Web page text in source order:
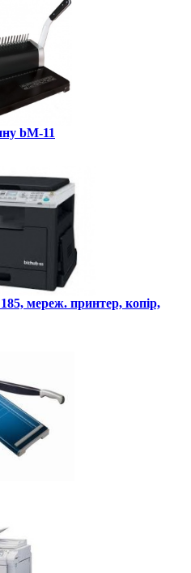
bM-11
мереж. принтер, копір,